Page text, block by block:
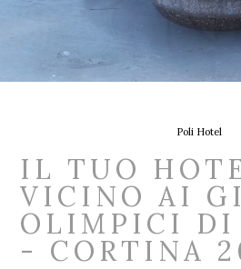
Poli Hotel
IL TUO
VICINO AI
OLIMPICI DI
- CORTINA